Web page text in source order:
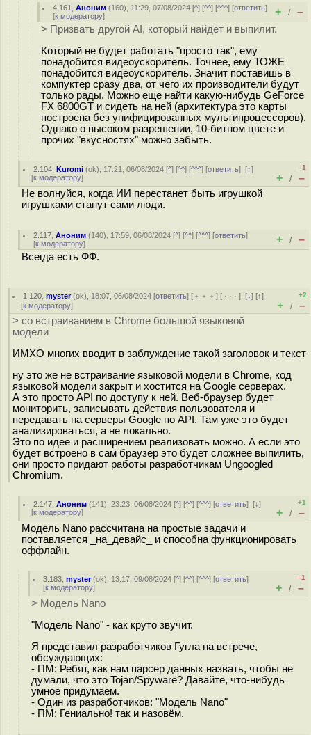
4.161 ,Аноним (160), 11:29, 07/08/2024 [^] [^^] [^^^] [ответить]
[к модератору] + / –
> Призвать другой AI, который найдёт и выпилит.
Который не будет работать "просто так", ему
понадобится видеоускоритель. Точнее, ему ТОЖЕ
понадобится видеоускоритель. Значит поставишь в
компуктер сразу два, от чего их производители будут
только рады. Можно еще найти какую-нибудь GeForce
FX 6800GT и сидеть на ней (архитектура это карты
построена без унифицированных мультипроцессоров).
Однако о высоком разрешении, 10-битном цвете и
прочих "вкусностях" можно забыть.
2.104 ,Kuromi (ok), 17:21, 06/08/2024 [^] [^^] [^^^] [ответить][↑]
[к модератору]
–1
+ / –
Не волнуйся, когда ИИ перестанет быть игрушкой
игрушками станут сами люди.
2.117 ,Аноним (140), 17:59, 06/08/2024 [^] [^^] [^^^] [ответить]
[к модератору] + / –
Всегда есть ФФ.
1.120 ,myster(ok), 18:07, 06/08/2024 [ответить] [ ﹢﹢﹢] [ · · ·][↓] [↑]
[к модератору]
+2
+ / –
> со встраиванием в Chrome большой языковой
модели
ИМХО многих вводит в заблуждение такой заголовок и текст
ну это же не встраивание языковой модели в Chrome, код
языковой модели закрыт и хостится на Google серверах.
А это просто API по доступу к ней. Веб-браузер будет
мониторить, записывать действия пользователя и
передавать на серверы Google по API. Там уже это будет
анализироваться, а не локально.
Это по идее и расширением реализовать можно. А если это
будет встроено в сам браузер это будет сложнее выпилить,
они просто придают работы разработчикам Ungoogled
Chromium.
2.147 ,Аноним (141), 23:23, 06/08/2024 [^] [^^] [^^^] [ответить][↓]
[к модератору]
+1
+ / –
Модель Nano рассчитана на простые задачи и
поставляется _на_девайс_ и способна функционировать
оффлайн.
3.183 ,myster(ok), 13:17, 09/08/2024 [^] [^^] [^^^] [ответить]
[к модератору]
–1
+ / –
> Модель Nano
"Модель Nano" - как круто звучит.
Я представил разработчиков Гугла на встрече,
обсуждающих:
- ПМ: Ребят, как нам парсер данных назвать, чтобы не
думали, что это Tojan/Spyware? Давайте, что-нибудь
умное придумаем.
- Один из разработчиков: "Модель Nano"
- ПМ: Гениально! так и назовём.